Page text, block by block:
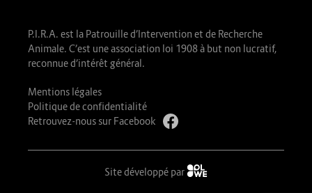
P.I.R.A. est la Patrouille d’Intervention et de Recherche
Animale. C’est une association loi 1908 à but non lucratif,
reconnue d’intérêt général.
Mentions légales
Politique de confidentialité
Retrouvez-nous sur Facebook
Site développé par